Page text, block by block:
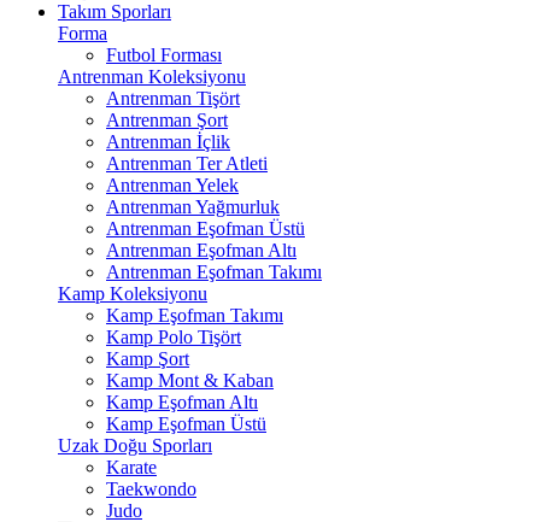
Takım Sporları
Forma
Futbol Forması
Antrenman Koleksiyonu
Antrenman Tişört
Antrenman Şort
Antrenman İçlik
Antrenman Ter Atleti
Antrenman Yelek
Antrenman Yağmurluk
Antrenman Eşofman Üstü
Antrenman Eşofman Altı
Antrenman Eşofman Takımı
Kamp Koleksiyonu
Kamp Eşofman Takımı
Kamp Polo Tişört
Kamp Şort
Kamp Mont & Kaban
Kamp Eşofman Altı
Kamp Eşofman Üstü
Uzak Doğu Sporları
Karate
Taekwondo
Judo